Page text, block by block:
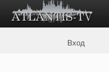
Вход